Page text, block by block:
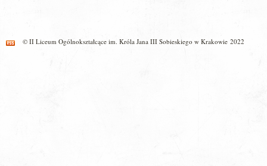
© II Liceum Ogólnokształcące im. Króla Jana III Sobieskiego w Krakowie 2022